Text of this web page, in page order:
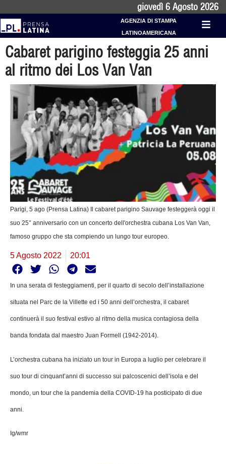
giovedì 6 Agosto 2026
AGENZIA DI STAMPA
LATINOAMERICANA
Cabaret parigino festeggia 25 anni
al ritmo dei Los Van Van
Parigi, 5 ago (Prensa Latina) Il cabaret parigino Sauvage festeggerà oggi il
suo 25° anniversario con un concerto dell'orchestra cubana Los Van Van,
famoso gruppo che sta compiendo un lungo tour europeo.
5 Agosto 2022 20:01
In una serata di festeggiamenti, per il quarto di secolo dell’installazione
situata nel Parc de la Villette ed i 50 anni dell’orchestra, il cabaret
continuerà il suo festival estivo al ritmo della musica contagiosa della
banda fondata dal maestro Juan Formell (1942-2014).
L’orchestra cubana ha iniziato un tour in Europa a luglio per celebrare il
suo tour di cinquant’anni di successo sui palcoscenici dell’isola e del
mondo, un tour che la pandemia della COVID-19 ha posticipato di due
anni.
Ig/wmr